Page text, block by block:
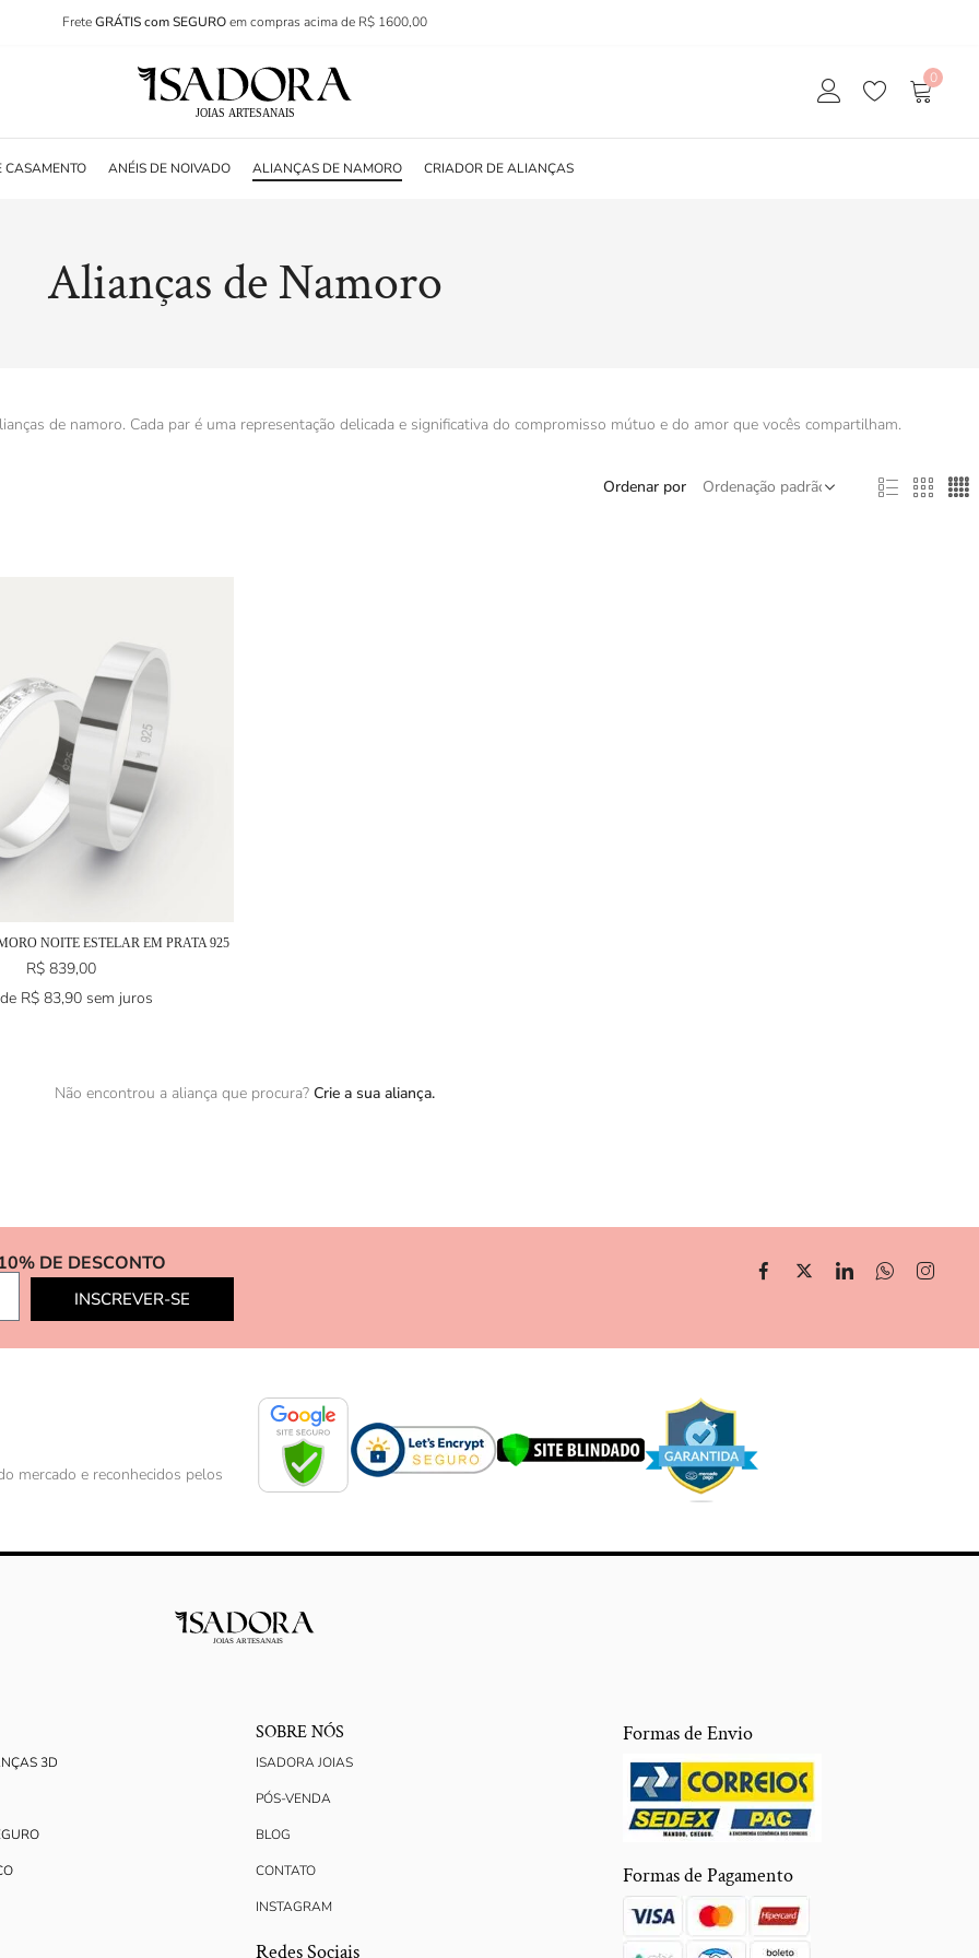
FreteGRÁTIS com SEGUROem compras acima de R$ 1600,00
0
ANÉIS DE NOIVADO ALIANÇAS DE NAMORO CRIADOR DE ALIANÇAS
Alianças de Namoro
de namoro. Cada par é uma representação delicada e significativa do compromisso mútuo e do amor que vocês compartilham.
Ordenar por
NOITE ESTELAR EM PRATA 925
R$ 839,00
R$83,90 sem juros
Não encontrou a aliança que procura? Crie a sua aliança.
DE DESCONTO
INSCREVER-SE
mercado e reconhecidos pelos
3D
SOBRE NÓS
ISADORA JOIAS
PÓS-VENDA
BLOG
CONTATO
INSTAGRAM
Redes Sociais
Formas de Envio
Formas de Pagamento